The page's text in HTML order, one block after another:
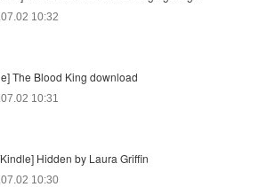
10:32
The Blood King download
10:31
Hidden by Laura Griffin
10:30